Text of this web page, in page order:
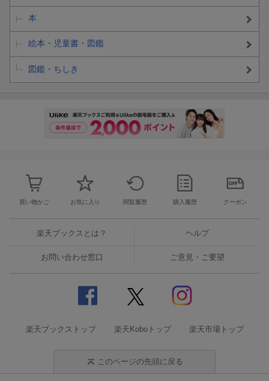
本
絵本・児童書・図鑑
図鑑・ちしき
買い物かご お気に入り 閲覧履歴 購入履歴 クーポン
楽天ブックスとは？ ヘルプ
お問い合わせ窓口 ご意見・ご要望
楽天ブックストップ 楽天Koboトップ 楽天市場トップ
このページの先頭に戻る